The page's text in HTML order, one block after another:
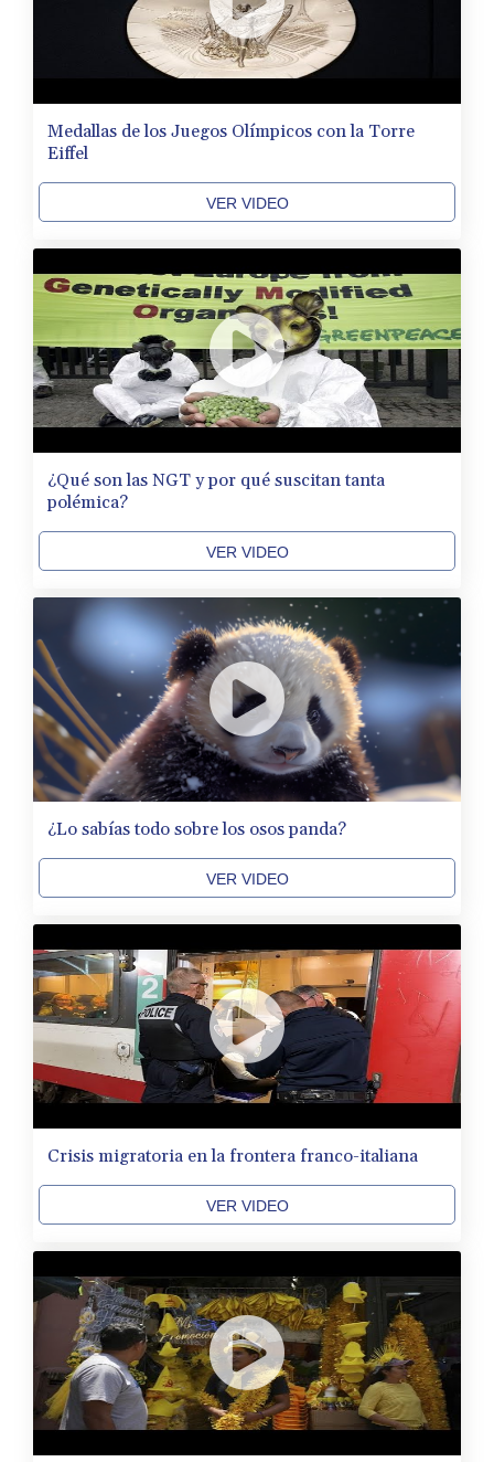
Medallas de los Juegos Olímpicos con la Torre
Eiffel
VER VIDEO
¿Qué son las NGT y por qué suscitan tanta
polémica?
VER VIDEO
¿Lo sabías todo sobre los osos panda?
VER VIDEO
Crisis migratoria en la frontera franco-italiana
VER VIDEO